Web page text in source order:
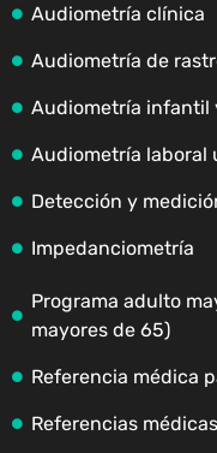
Audiometría clínica
Audiometría de
Audiometría infantil
Audiometría laboral
Detección y
Impedanciometría
Programa adulto
mayores de 65)
Referencia médica
Referencias